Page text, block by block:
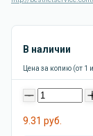
В наличии
Цена за копию (от 1
-
9.31 руб.